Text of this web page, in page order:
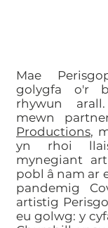
Mae
golygfa o'r
rhywun
mewn
Productions,
yn rhoi
mynegiant
pobl â nam ar
pandemig
artistig
eu golwg: y